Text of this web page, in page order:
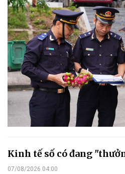
Kinh tế số có đang
07/08/2026 04:00